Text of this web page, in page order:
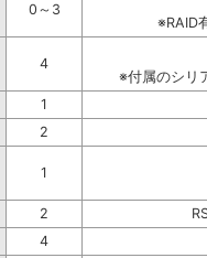
0～3
※RAID
4
※付属のシリ
1
2
1
2
4